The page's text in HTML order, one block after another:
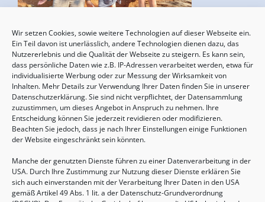
Wir setzen Cookies, sowie weitere Technologien auf dieser Webseite ein.
Ein Teil davon ist unerlässlich, andere Technologien dienen dazu, das
Nutzererlebnis und die Qualität der Webseite zu steigern. Es kann sein,
dass persönliche Daten wie z.B. IP-Adressen verarbeitet werden, etwa für
individualisierte Werbung oder zur Messung der Wirksamkeit von
Inhalten. Mehr Details zur Verwendung Ihrer Daten finden Sie in unserer
Datenschutzerklärung. Sie sind nicht verpflichtet, der Datensammlung
zuzustimmen, um dieses Angebot in Anspruch zu nehmen. Ihre
Entscheidung können Sie jederzeit revidieren oder modifizieren.
Beachten Sie jedoch, dass je nach Ihrer Einstellungen einige Funktionen
der Website eingeschränkt sein könnten.
Manche der genutzten Dienste führen zu einer Datenverarbeitung in der
USA. Durch Ihre Zustimmung zur Nutzung dieser Dienste erklären Sie
sich auch einverstanden mit der Verarbeitung Ihrer Daten in den USA
gemäß Artikel 49 Abs. 1 lit. a der Datenschutz-Grundverordnung
Sommertreffen für (Groß-)Eltern mit Kindern
von 2-6 Jahren
13.08.2026, 09:30 - 11:00 Uhr